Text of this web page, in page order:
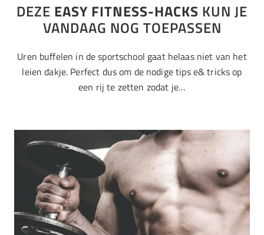
DEZE EASY FITNESS-HACKS KUN JE
VANDAAG NOG TOEPASSEN
Uren buffelen in de sportschool gaat helaas niet van het
leien dakje. Perfect dus om de nodige tips e& tricks op
een rij te zetten zodat je…